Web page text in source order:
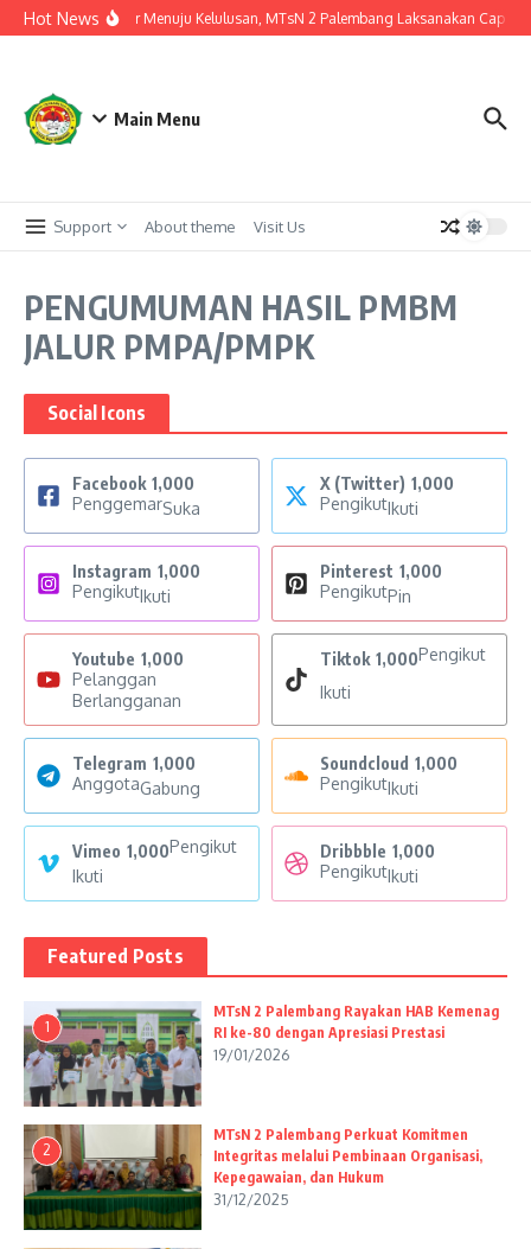
Lewati ke konten
Hot News
Langkah Akhir Menuju Kelulusan, MTsN 2 Palembang Laksanakan Cap
Main Menu
Support About theme Visit Us
PENGUMUMAN HASIL PMBM
JALUR PMPA/PMPK
Social Icons
Facebook 1,000
PenggemarSuka
X (Twitter) 1,000
PengikutIkuti
Instagram 1,000
PengikutIkuti
Pinterest 1,000
PengikutPin
Youtube 1,000
Pelanggan
Berlangganan
Tiktok 1,000Pengikut
Ikuti
Telegram 1,000
AnggotaGabung
Soundcloud 1,000
PengikutIkuti
Vimeo 1,000Pengikut
Ikuti
Dribbble 1,000
PengikutIkuti
Featured Posts
1
MTsN 2 Palembang Rayakan HAB Kemenag
RI ke-80 dengan Apresiasi Prestasi
19/01/2026
2
MTsN 2 Palembang Perkuat Komitmen
Integritas melalui Pembinaan Organisasi,
Kepegawaian, dan Hukum
31/12/2025